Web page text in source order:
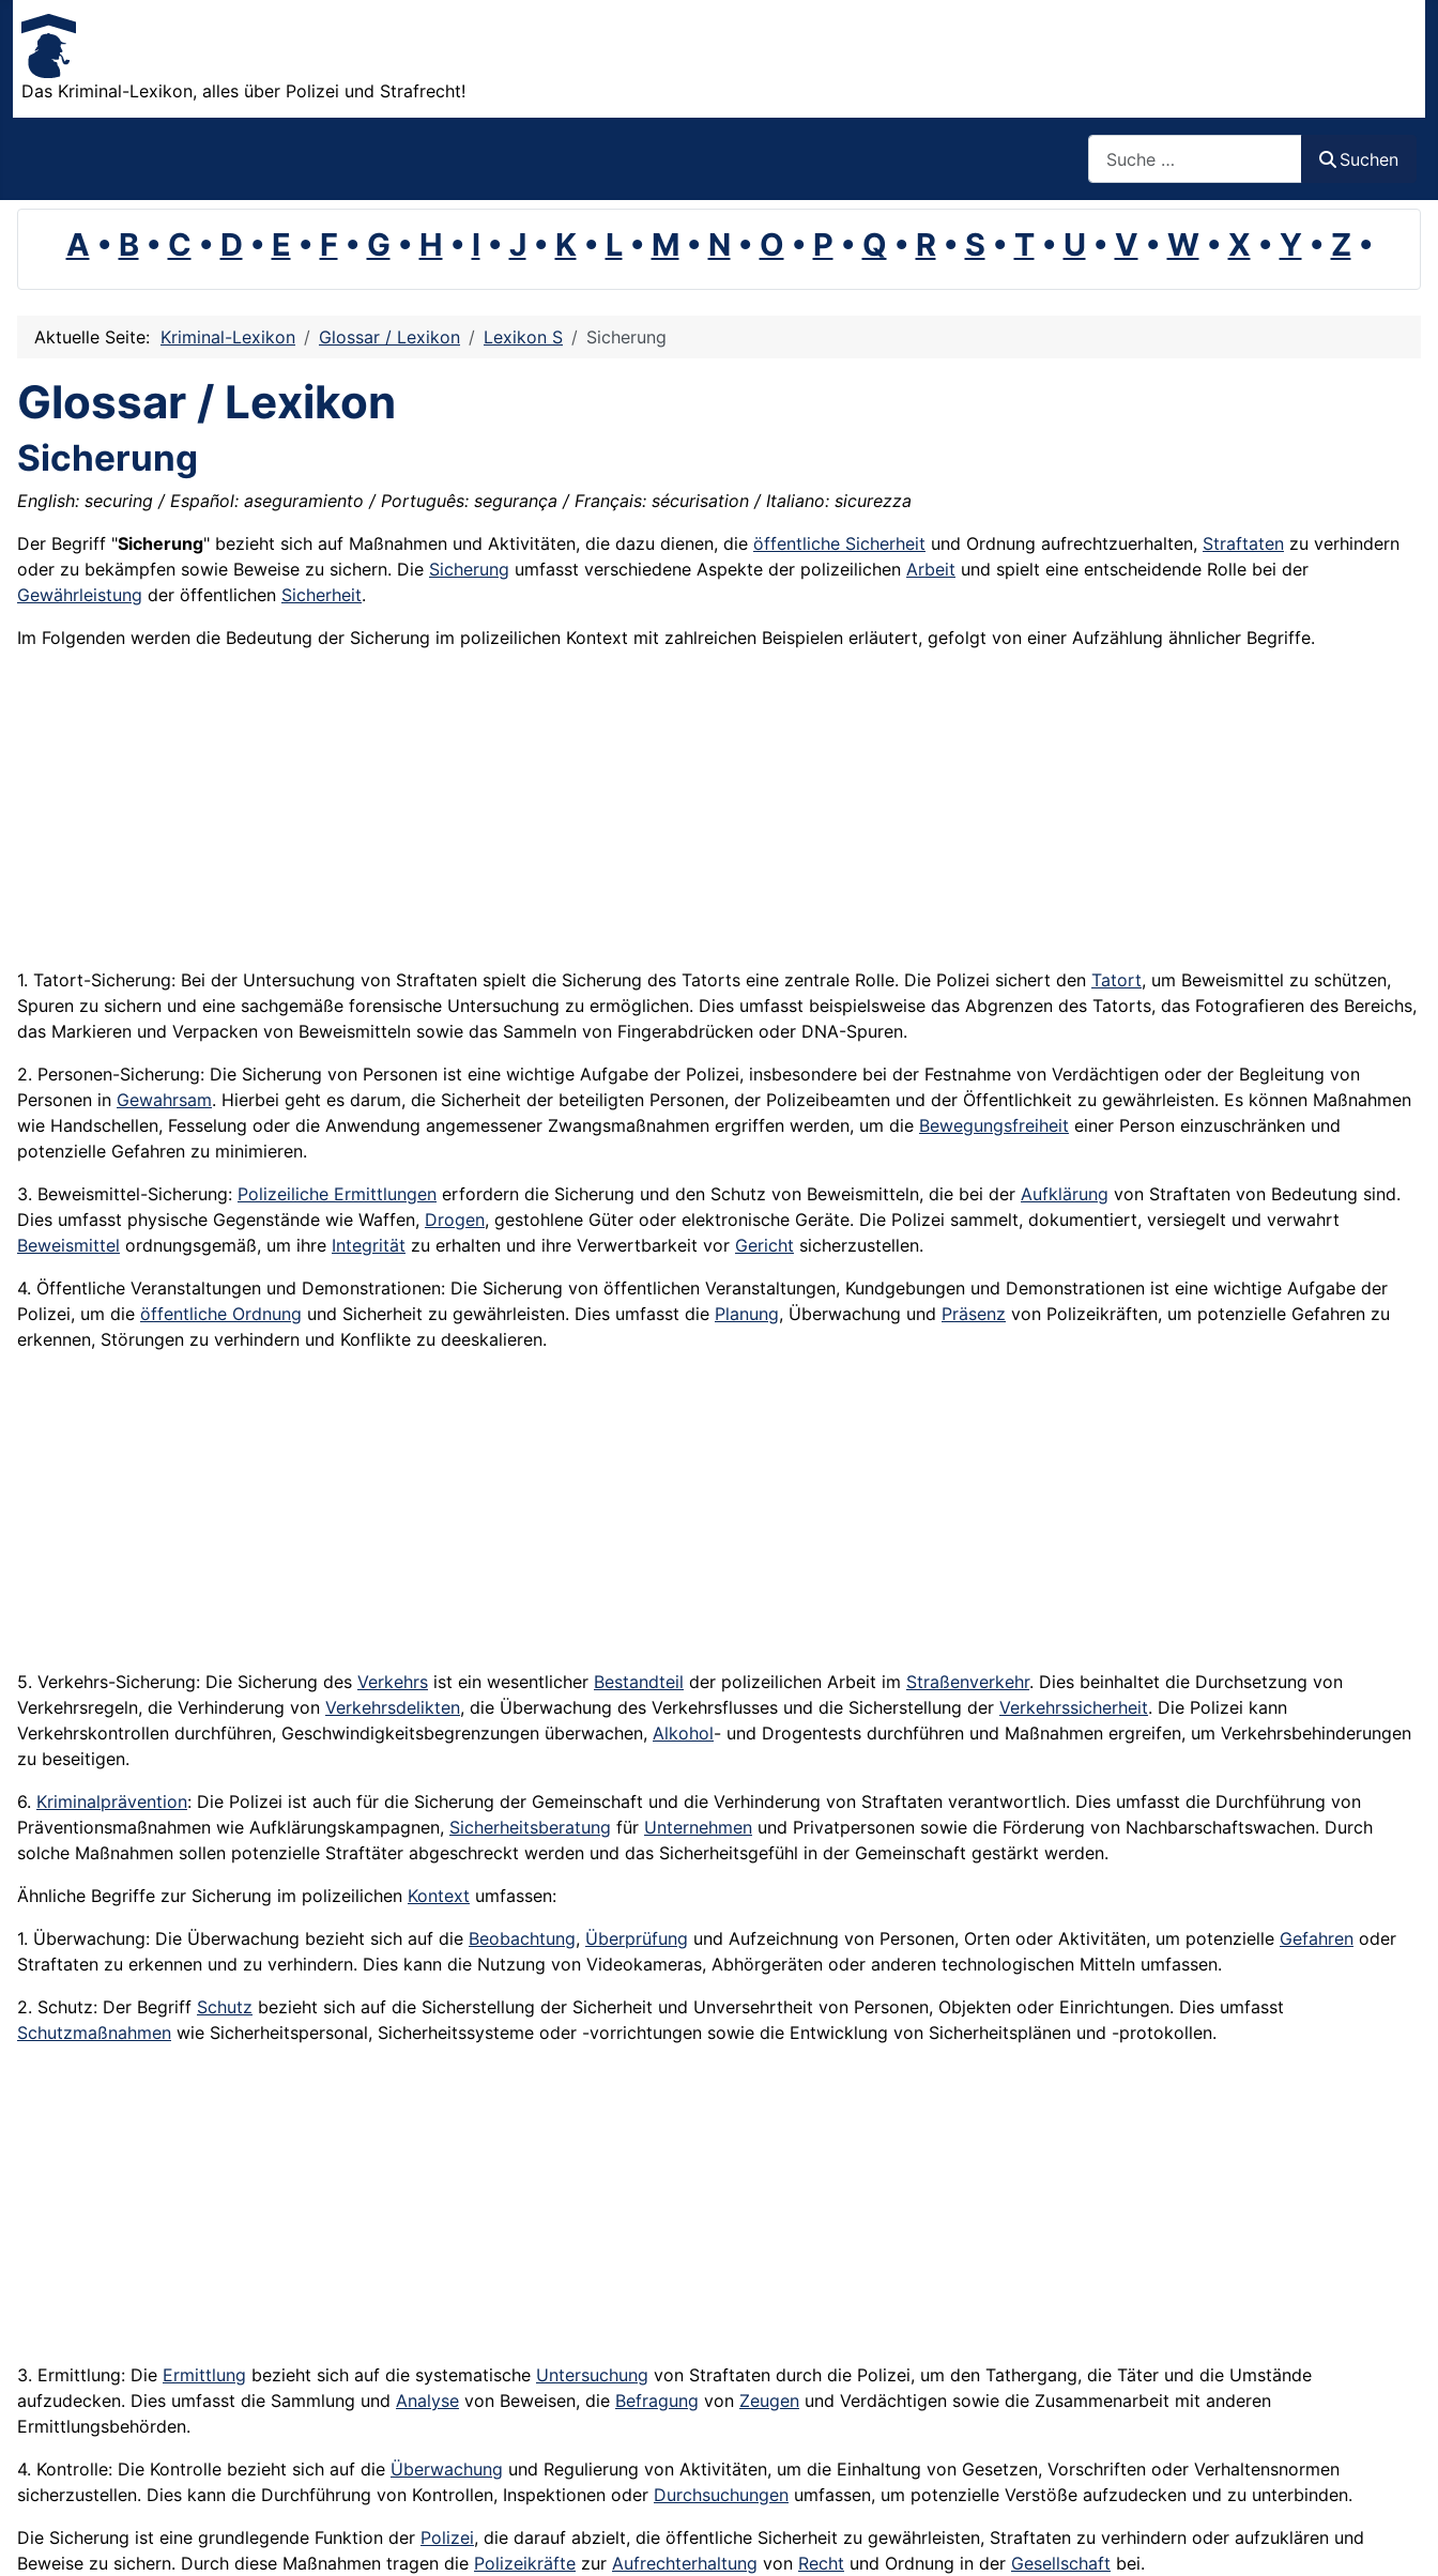
Das Kriminal-Lexikon, alles über Polizei und Strafrecht!
Suchen
A • B • C • D • E • F • G • H • I • J • K• L• M • N • O • P • Q • R• S • T• U • V • W• X • Y • Z •
Aktuelle Seite: Kriminal-Lexikon Glossar / Lexikon Lexikon S Sicherung
Glossar / Lexikon
Sicherung
English: securing / Español: aseguramiento / Português: segurança / Français: sécurisation / Italiano: sicurezza
Der Begriff "Sicherung" bezieht sich auf Maßnahmen und Aktivitäten, die dazu dienen, die öffentliche Sicherheit und Ordnung aufrechtzuerhalten, Straftaten zu verhindern
oder zu bekämpfen sowie Beweise zu sichern. Die Sicherung umfasst verschiedene Aspekte der polizeilichen Arbeit und spielt eine entscheidende Rolle bei der
Gewährleistung der öffentlichen Sicherheit.
Im Folgenden werden die Bedeutung der Sicherung im polizeilichen Kontext mit zahlreichen Beispielen erläutert, gefolgt von einer Aufzählung ähnlicher Begriffe.
1. Tatort-Sicherung: Bei der Untersuchung von Straftaten spielt die Sicherung des Tatorts eine zentrale Rolle. Die Polizei sichert den Tatort, um Beweismittel zu schützen,
Spuren zu sichern und eine sachgemäße forensische Untersuchung zu ermöglichen. Dies umfasst beispielsweise das Abgrenzen des Tatorts, das Fotografieren des Bereichs,
das Markieren und Verpacken von Beweismitteln sowie das Sammeln von Fingerabdrücken oder DNA-Spuren.
2. Personen-Sicherung: Die Sicherung von Personen ist eine wichtige Aufgabe der Polizei, insbesondere bei der Festnahme von Verdächtigen oder der Begleitung von
Personen in Gewahrsam. Hierbei geht es darum, die Sicherheit der beteiligten Personen, der Polizeibeamten und der Öffentlichkeit zu gewährleisten. Es können Maßnahmen
wie Handschellen, Fesselung oder die Anwendung angemessener Zwangsmaßnahmen ergriffen werden, um die Bewegungsfreiheit einer Person einzuschränken und
potenzielle Gefahren zu minimieren.
3. Beweismittel-Sicherung: Polizeiliche Ermittlungen erfordern die Sicherung und den Schutz von Beweismitteln, die bei der Aufklärung von Straftaten von Bedeutung sind.
Dies umfasst physische Gegenstände wie Waffen, Drogen, gestohlene Güter oder elektronische Geräte. Die Polizei sammelt, dokumentiert, versiegelt und verwahrt
Beweismittel ordnungsgemäß, um ihre Integrität zu erhalten und ihre Verwertbarkeit vor Gericht sicherzustellen.
4. Öffentliche Veranstaltungen und Demonstrationen: Die Sicherung von öffentlichen Veranstaltungen, Kundgebungen und Demonstrationen ist eine wichtige Aufgabe der
Polizei, um die öffentliche Ordnung und Sicherheit zu gewährleisten. Dies umfasst die Planung, Überwachung und Präsenz von Polizeikräften, um potenzielle Gefahren zu
erkennen, Störungen zu verhindern und Konflikte zu deeskalieren.
5. Verkehrs-Sicherung: Die Sicherung des Verkehrs ist ein wesentlicher Bestandteil der polizeilichen Arbeit im Straßenverkehr. Dies beinhaltet die Durchsetzung von
Verkehrsregeln, die Verhinderung von Verkehrsdelikten, die Überwachung des Verkehrsflusses und die Sicherstellung der Verkehrssicherheit. Die Polizei kann
Verkehrskontrollen durchführen, Geschwindigkeitsbegrenzungen überwachen, Alkohol- und Drogentests durchführen und Maßnahmen ergreifen, um Verkehrsbehinderungen
zu beseitigen.
6. Kriminalprävention: Die Polizei ist auch für die Sicherung der Gemeinschaft und die Verhinderung von Straftaten verantwortlich. Dies umfasst die Durchführung von
Präventionsmaßnahmen wie Aufklärungskampagnen, Sicherheitsberatung für Unternehmen und Privatpersonen sowie die Förderung von Nachbarschaftswachen. Durch
solche Maßnahmen sollen potenzielle Straftäter abgeschreckt werden und das Sicherheitsgefühl in der Gemeinschaft gestärkt werden.
Ähnliche Begriffe zur Sicherung im polizeilichen Kontext umfassen:
1. Überwachung: Die Überwachung bezieht sich auf die Beobachtung, Überprüfung und Aufzeichnung von Personen, Orten oder Aktivitäten, um potenzielle Gefahren oder
Straftaten zu erkennen und zu verhindern. Dies kann die Nutzung von Videokameras, Abhörgeräten oder anderen technologischen Mitteln umfassen.
2. Schutz: Der Begriff Schutz bezieht sich auf die Sicherstellung der Sicherheit und Unversehrtheit von Personen, Objekten oder Einrichtungen. Dies umfasst
Schutzmaßnahmen wie Sicherheitspersonal, Sicherheitssysteme oder -vorrichtungen sowie die Entwicklung von Sicherheitsplänen und -protokollen.
3. Ermittlung: Die Ermittlung bezieht sich auf die systematische Untersuchung von Straftaten durch die Polizei, um den Tathergang, die Täter und die Umstände
aufzudecken. Dies umfasst die Sammlung und Analyse von Beweisen, die Befragung von Zeugen und Verdächtigen sowie die Zusammenarbeit mit anderen
Ermittlungsbehörden.
4. Kontrolle: Die Kontrolle bezieht sich auf die Überwachung und Regulierung von Aktivitäten, um die Einhaltung von Gesetzen, Vorschriften oder Verhaltensnormen
sicherzustellen. Dies kann die Durchführung von Kontrollen, Inspektionen oder Durchsuchungen umfassen, um potenzielle Verstöße aufzudecken und zu unterbinden.
Die Sicherung ist eine grundlegende Funktion der Polizei, die darauf abzielt, die öffentliche Sicherheit zu gewährleisten, Straftaten zu verhindern oder aufzuklären und
Beweise zu sichern. Durch diese Maßnahmen tragen die Polizeikräfte zur Aufrechterhaltung von Recht und Ordnung in der Gesellschaft bei.